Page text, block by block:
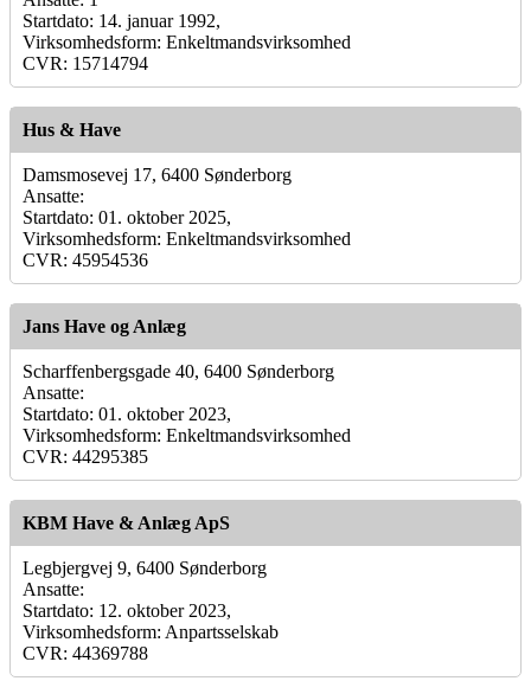
Startdato: 14. januar 1992,
Virksomhedsform: Enkeltmandsvirksomhed
CVR: 15714794
Hus & Have
Damsmosevej 17, 6400 Sønderborg
Ansatte:
Startdato: 01. oktober 2025,
Virksomhedsform: Enkeltmandsvirksomhed
CVR: 45954536
Jans Have og Anlæg
Scharffenbergsgade 40, 6400 Sønderborg
Ansatte:
Startdato: 01. oktober 2023,
Virksomhedsform: Enkeltmandsvirksomhed
CVR: 44295385
KBM Have & Anlæg ApS
Legbjergvej 9, 6400 Sønderborg
Ansatte:
Startdato: 12. oktober 2023,
Virksomhedsform: Anpartsselskab
CVR: 44369788